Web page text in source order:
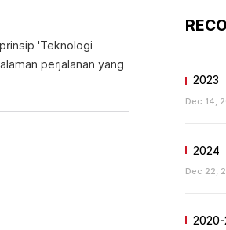
'Teknologi
perjalanan yang
2023
Dec 14,
2024
Dec 22,
2020-